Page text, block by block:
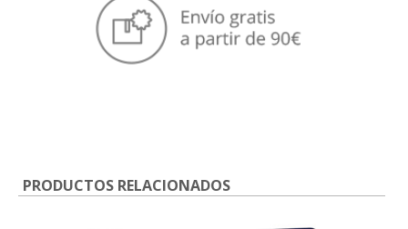
PRODUCTOS RELACIONADOS